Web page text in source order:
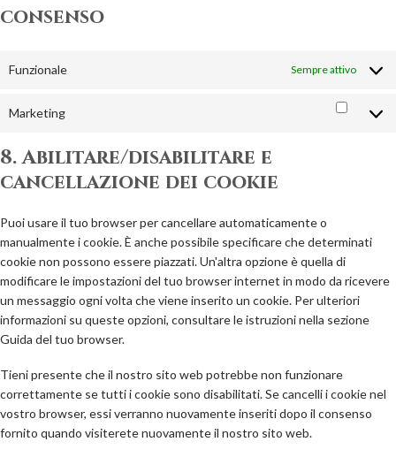
consenso
Funzionale Sempre attivo
Marketing
8. Abilitare/disabilitare e
cancellazione dei cookie
Puoi usare il tuo browser per cancellare automaticamente o
manualmente i cookie. È anche possibile specificare che determinati
cookie non possono essere piazzati. Un'altra opzione è quella di
modificare le impostazioni del tuo browser internet in modo da ricevere
un messaggio ogni volta che viene inserito un cookie. Per ulteriori
informazioni su queste opzioni, consultare le istruzioni nella sezione
Guida del tuo browser.
Tieni presente che il nostro sito web potrebbe non funzionare
correttamente se tutti i cookie sono disabilitati. Se cancelli i cookie nel
vostro browser, essi verranno nuovamente inseriti dopo il consenso
fornito quando visiterete nuovamente il nostro sito web.